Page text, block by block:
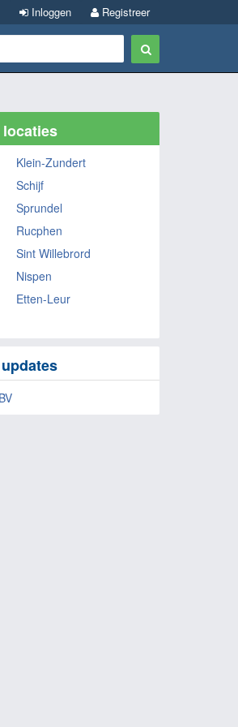
Registreer
Inloggen
Klein-Zundert
Schijf
Sprundel
Rucphen
Sint Willebrord
Nispen
Etten-Leur